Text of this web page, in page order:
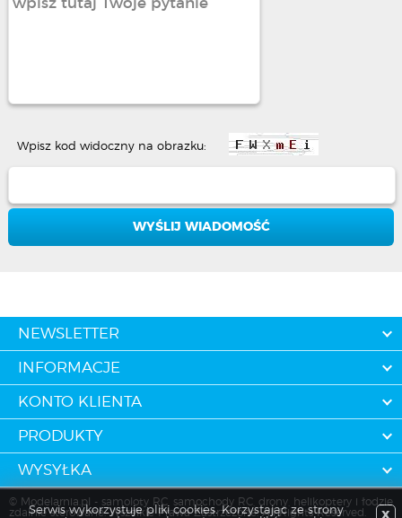
Wpisz kod widoczny na obrazku:
NEWSLETTER
INFORMACJE
KONTO KLIENTA
PRODUKTY
WYSYŁKA
© Modelarnia.pl - samoloty RC, samochody RC, drony, helikoptery i łodzie
zdalnie sterowane. Wszelkie Prawa Zastrzeżone. All Rights Reserved.
Serwis wykorzystuje pliki cookies. Korzystając ze strony